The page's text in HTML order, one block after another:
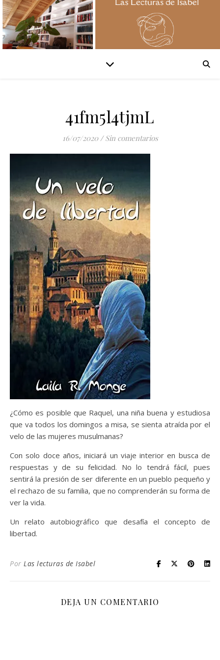
41fm5l4tjmL
16/07/2020 / Sin comentarios
¿Cómo es posible que Raquel, una niña buena y estudiosa
que va todos los domingos a misa, se sienta atraída por el
velo de las mujeres musulmanas?
Con solo doce años, iniciará un viaje interior en busca de
respuestas y de su felicidad. No lo tendrá fácil, pues
sentirá la presión de ser diferente en un pueblo pequeño y
el rechazo de su familia, que no comprenderán su forma de
ver la vida.
Un relato autobiográfico que desafía el concepto de
libertad.
Por Las lecturas de Isabel
DEJA UN COMENTARIO